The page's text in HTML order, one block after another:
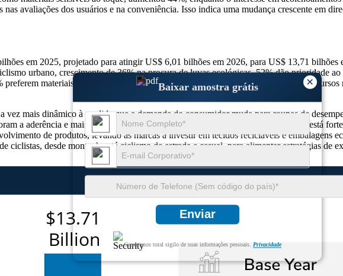
×
Baixar amostra grátis
Enviar
Garantimos total sigilo de suas informações pessoais. Privacidade
avaliações dos usuários e na conveniência. Isso indica uma mudança crescente em
em 2025, projetado para atingir US$ 6,01 bilhões em 2026, para US$ 13,71
urbano, crescimento de 36% na procura de luvas ecológicas, 52% dão prioridade
preferem materiais reciclados, 41% mudam para tecidos respiráveis, 33% exigem recursos
vez mais dinâmico à medida que a demanda do consumidor muda para roupas de
a aderência e mais de 44% a utilizar luvas tecnológicas integradas, a indústria está
de produtos, levando as marcas a investir em tecidos recicláveis ​​e embalagens
ciclistas, desde montanha até ciclismo de estrada e casual, para alimentar estratégias de